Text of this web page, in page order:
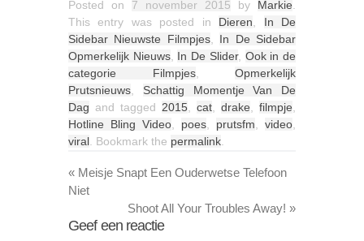
Posted on 7 november 2015 by Markie
This entry was posted in Dieren
In De
Sidebar Nieuwste Filmpjes, In De Sidebar
Opmerkelijk Nieuws, In De Slider, Ook in de
categorie Filmpjes, Opmerkelijk
Prutsnieuws
Schattig Momentje Van De
Dag and tagged 2015 cat drake filmpje
Hotline Bling Video
poes prutsfm video
viral . Bookmark the permalink
« Meisje Snapt Een Ouderwetse Telefoon
Niet
Shoot All Your Troubles Away! »
Geef een reactie